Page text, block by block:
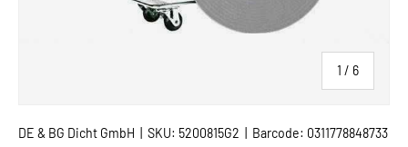
1 / von
6
DE & BG Dicht GmbH SKU: 5200815G2 Barcode: 0311778848733